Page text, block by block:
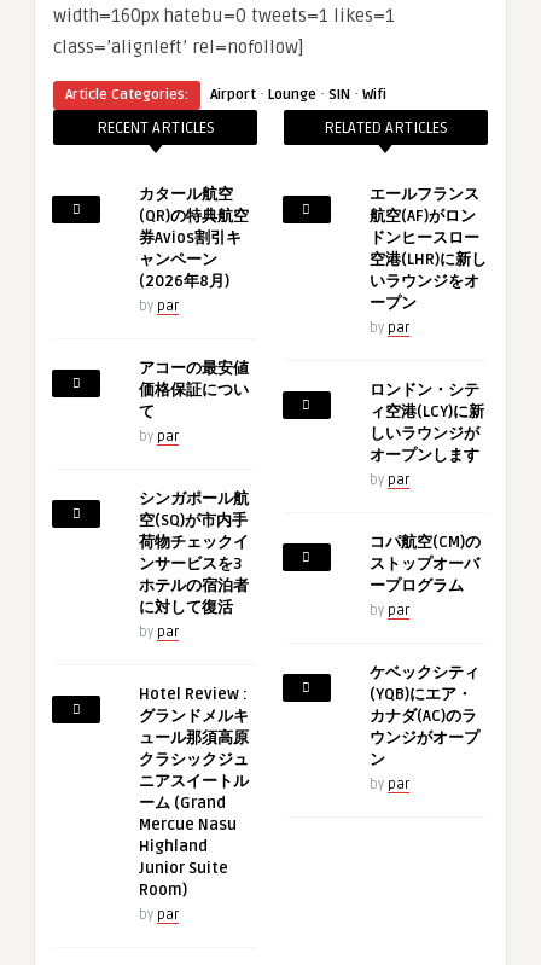
width=160px hatebu=0 tweets=1 likes=1
class=’alignleft’ rel=nofollow]
Article Categories: Airport · Lounge · SIN · Wifi
RECENT ARTICLES
カタール航空
(QR)の特典航空
券Avios割引キ
ャンペーン
(2026年8月)
by par
アコーの最安値
価格保証につい
て
by par
シンガポール航
空(SQ)が市内手
荷物チェックイ
ンサービスを3
ホテルの宿泊者
に対して復活
by par
Hotel Review :
グランドメルキ
ュール那須高原
クラシックジュ
ニアスイートル
ーム (Grand
Mercue Nasu
Highland
Junior Suite
Room)
by par
RELATED ARTICLES
エールフランス
航空(AF)がロン
ドンヒースロー
空港(LHR)に新し
いラウンジをオ
ープン
by par
ロンドン・シテ
ィ空港(LCY)に新
しいラウンジが
オープンします
by par
コパ航空(CM)の
ストップオーバ
ープログラム
by par
ケベックシティ
(YQB)にエア・
カナダ(AC)のラ
ウンジがオープ
ン
by par